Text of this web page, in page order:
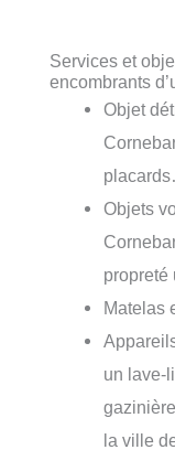
Services et
encombrants
Objet
Objets
propreté
Matelas
un lave-
la ville